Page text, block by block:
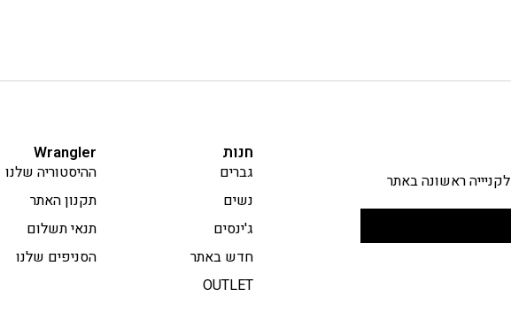
לקניייה ראשונה באתר
חנות
גברים
נשים
ג'ינסים
חדש באתר
OUTLET
Wrangler
ההיסטוריה שלנו
תקנון האתר
תנאי תשלום
הסניפים שלנו